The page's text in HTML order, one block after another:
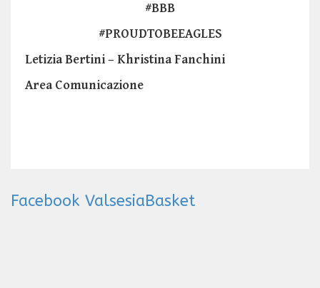
#BBB
#PROUDTOBEEAGLES
Letizia Bertini – Khristina Fanchini
Area Comunicazione
Facebook ValsesiaBasket